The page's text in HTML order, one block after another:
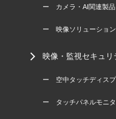
ー カメラ・AI関連製品
ー 映像ソリューション
映像・監視セキュリ
ー 空中タッチディス
ー タッチパネルモニ